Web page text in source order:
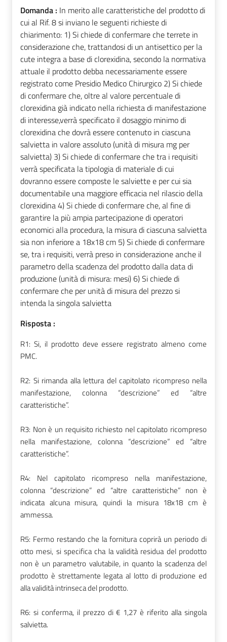
Domanda : In merito alle caratteristiche del prodotto di
cui al Rif. 8 si inviano le seguenti richieste di
chiarimento: 1) Si chiede di confermare che terrete in
considerazione che, trattandosi di un antisettico per la
cute integra a base di clorexidina, secondo la normativa
attuale il prodotto debba necessariamente essere
registrato come Presidio Medico Chirurgico 2) Si chiede
di confermare che, oltre al valore percentuale di
clorexidina già indicato nella richiesta di manifestazione
di interesse,verrà specificato il dosaggio minimo di
clorexidina che dovrà essere contenuto in ciascuna
salvietta in valore assoluto (unità di misura mg per
salvietta) 3) Si chiede di confermare che tra i requisiti
verrà specificata la tipologia di materiale di cui
dovranno essere composte le salviette e per cui sia
documentabile una maggiore efficacia nel rilascio della
clorexidina 4) Si chiede di confermare che, al fine di
garantire la più ampia partecipazione di operatori
economici alla procedura, la misura di ciascuna salvietta
sia non inferiore a 18x18 cm 5) Si chiede di confermare
se, tra i requisiti, verrà preso in considerazione anche il
parametro della scadenza del prodotto dalla data di
produzione (unità di misura: mesi) 6) Si chiede di
confermare che per unità di misura del prezzo si
intenda la singola salvietta
Risposta :
R1: Si, il prodotto deve essere registrato almeno come
PMC.
R2: Si rimanda alla lettura del capitolato ricompreso nella
manifestazione, colonna “descrizione” ed “altre
caratteristiche”.
R3: Non è un requisito richiesto nel capitolato ricompreso
nella manifestazione, colonna “descrizione” ed “altre
caratteristiche”.
R4: Nel capitolato ricompreso nella manifestazione,
colonna “descrizione” ed “altre caratteristiche” non è
indicata alcuna misura, quindi la misura 18x18 cm è
ammessa.
R5: Fermo restando che la fornitura coprirà un periodo di
otto mesi, si specifica cha la validità residua del prodotto
non è un parametro valutabile, in quanto la scadenza del
prodotto è strettamente legata al lotto di produzione ed
alla validità intrinseca del prodotto.
R6: si conferma, il prezzo di € 1,27 è riferito alla singola
salvietta.